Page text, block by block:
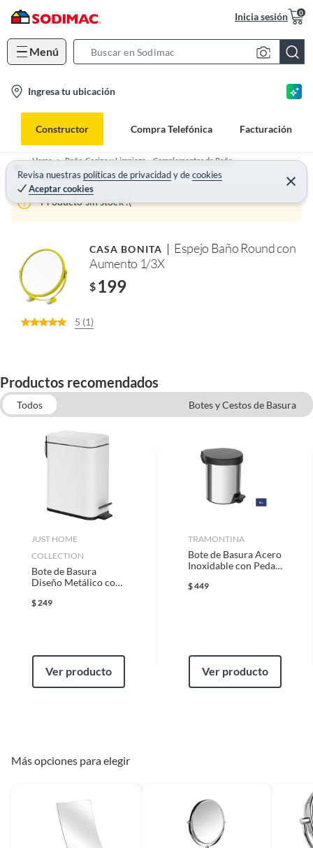
Inicia sesión 0
Menú
c
B
a
n
Ingresa tu ubicación
Constructor Compra Telefónica Facturación
Revisa nuestras políticas de privacidadydecookies
Aceptar cookies
Home
Baño, Cocina y Limpieza. - Complementos de Baño
Espejos para baño
Producto sin stock :(
CASA BONITA
Espejo Baño Round con
Aumento 1/3X
$ 199
5 (1)
Productos recomendados
Todos
Botes y Cestos de Basura
Organizadores para baño
Cortinas y Barras de Baño
JUST HOME
COLLECTION
Bote de Basura
Diseño Metálico con
Blanco
$ 249
Ver producto
TRAMONTINA
Bote de Basura Acero
Inoxidable con Pedal
$449
Ver producto
Más opciones para elegir